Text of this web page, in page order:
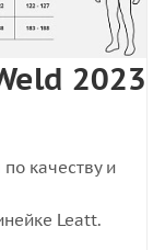
2023
качеству и
Leatt.